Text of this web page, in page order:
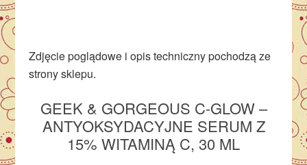
Zdjęcie poglądowe i opis techniczny pochodzą ze
strony sklepu.
GEEK & GORGEOUS C-GLOW –
ANTYOKSYDACYJNE SERUM Z
15% WITAMINĄ C, 30 ML